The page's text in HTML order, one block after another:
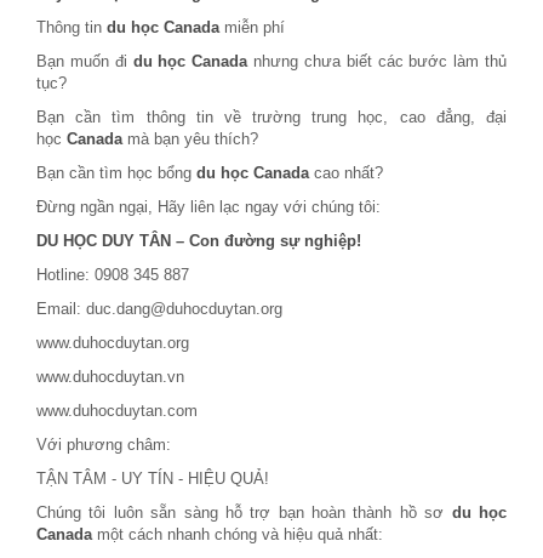
Thông tin du học Canadamiễn phí
Bạn muốn đi du học Canadanhưng chưa biết các bước làm thủ
tục?
Bạn cần tìm thông tin về trường trung học, cao đẳng, đại
học Canadamà bạn yêu thích?
Bạn cần tìm học bổng du học Canadacao nhất?
Đừng ngần ngại, Hãy liên lạc ngay với chúng tôi:
DU HỌC DUY TÂN – Con đường sự nghiệp!
Hotline: 0908 345 887
Email: duc.dang@duhocduytan.org
www.duhocduytan.org
www.duhocduytan.vn
www.duhocduytan.com
Với phương châm:
TẬN TÂM - UY TÍN - HIỆU QUẢ!
Chúng tôi luôn sẵn sàng hỗ trợ bạn hoàn thành hồ sơ du học
Canadamột cách nhanh chóng và hiệu quả nhất: